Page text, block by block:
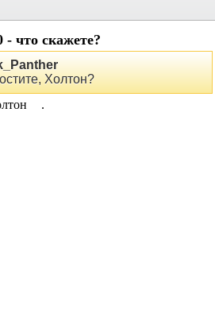
- что скажете?
Холтон?